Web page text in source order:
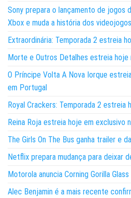
Sony prepara o lançamento de jogos
Xbox e muda a história dos videojogos
Extraordinária: Temporada 2 estreia
Morte e Outros Detalhes estreia hoje
O Príncipe Volta A Nova Iorque
em Portugal
Royal Crackers: Temporada 2 estreia
Reina Roja estreia hoje em exclusivo
The Girls On The Bus ganha trailer e
Netflix prepara mudança para deixar
Motorola anuncia Corning Gorilla
Alec Benjamin é a mais recente